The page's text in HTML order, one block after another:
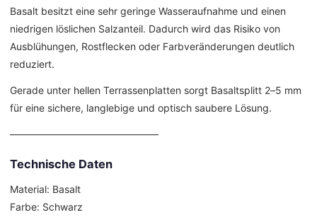
Basalt besitzt eine sehr geringe Wasseraufnahme und einen
niedrigen löslichen Salzanteil. Dadurch wird das Risiko von
Ausblühungen, Rostflecken oder Farbveränderungen deutlich
reduziert.
Gerade unter hellen Terrassenplatten sorgt Basaltsplitt 2–5 mm
für eine sichere, langlebige und optisch saubere Lösung.
––––––––––––––––––––––––––––––
Technische Daten
Material: Basalt
Farbe: Schwarz